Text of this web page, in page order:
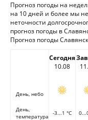
Прогноз погоды на
на 10 дней и более мы
неточности
прогноз погоды в
Прогноз погоды
Сегодня
10.08
День, небо
День,
температура
-3...1 °C